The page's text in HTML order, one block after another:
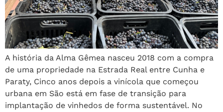
A história da Alma Gêmea nasceu 2018 com a compra
de uma propriedade na Estrada Real entre Cunha e
Paraty, Cinco anos depois a vinícola que começou
urbana em São está em fase de transição para
implantação de vinhedos de forma sustentável. No